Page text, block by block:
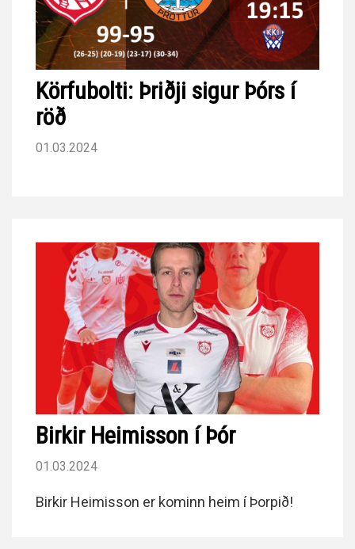
Körfubolti: Þriðji sigur Þórs í
röð
01.03.2024
Birkir Heimisson í Þór
01.03.2024
Birkir Heimisson er kominn heim í Þorpið!